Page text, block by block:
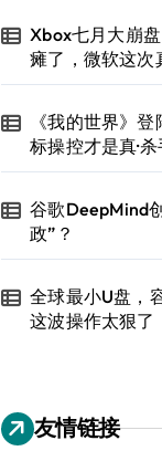
Xbox七月大崩
瘫了，微软这次
《我的世界》
标操控才是真·杀
谷歌DeepMind
政”？
全球最小U盘，
这波操作太狠了
友情链接